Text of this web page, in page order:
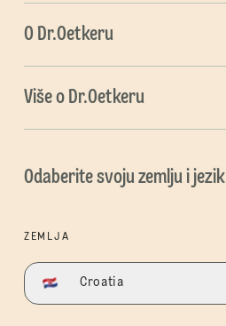
O Dr.Oetkeru
Više o Dr.Oetkeru
Odaberite svoju zemlju i jezik
ZEMLJA
Croatia